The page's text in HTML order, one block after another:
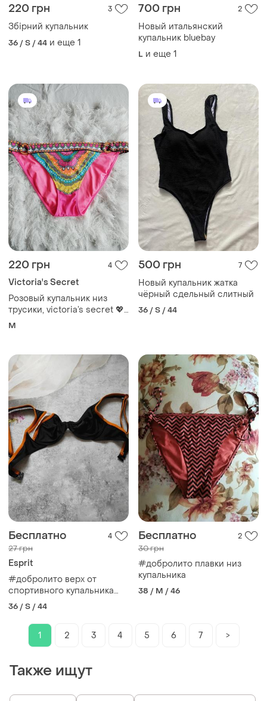
220 грн 3
Збірний купальник
36 / S / 44 и еще 1
700 грн 2
Новый итальянский
купальник bluebay
L и еще 1
220 грн 4
Victoria's Secret
Розовый купальник низ
трусики, victoria’s secret 💖
💖💖
M
500 грн 7
Новый купальник жатка
чёрный сдельный слитный
36 / S / 44
Бесплатно 4
27 грн
Esprit
#добролито верх от
спортивного купальника
esprit
36 / S / 44
Бесплатно 2
30 грн
#добролито плавки низ
купальника
38 / M / 46
1 2 3 4 5 6 7 >
Также ищут